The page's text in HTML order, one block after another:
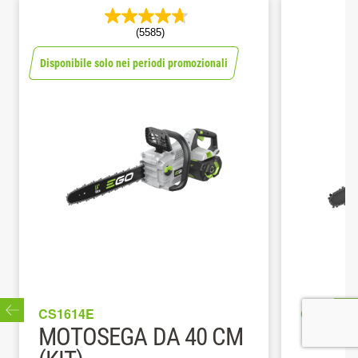
(5585)
Disponibile solo nei periodi promozionali
CS1614E
MOTOSEGA DA 40 CM
CS1400E